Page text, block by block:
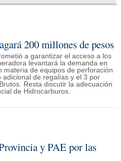
200 millones de pesos
a garantizar el acceso a los
levantará la demanda en
materia de equipos de perforación
de regalías y el 3 por
Resta discutir la adecuación
de Hidrocarburos.
y PAE por las